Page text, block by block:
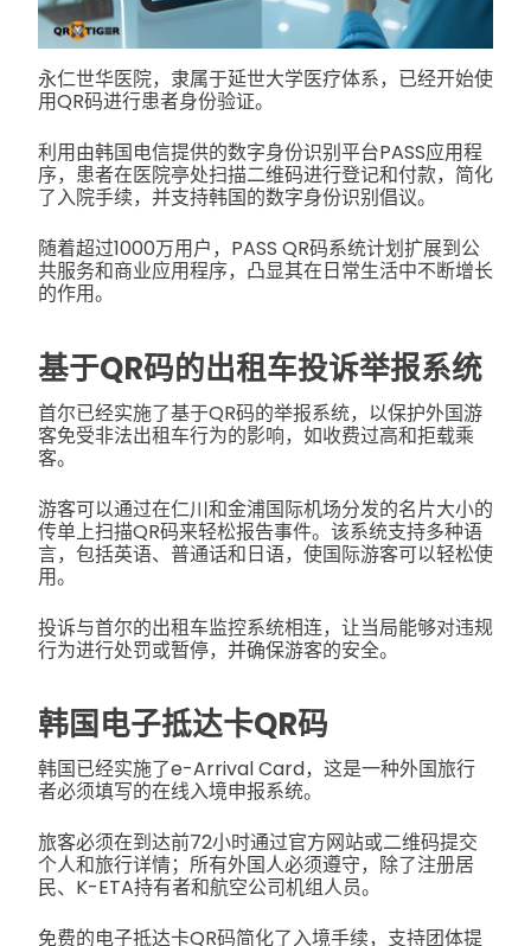
永仁世华医院，隶属于延世大学医疗体系，已经开始使
用QR码进行患者身份验证。
利用由韩国电信提供的数字身份识别平台PASS应用程
序，患者在医院亭处扫描二维码进行登记和付款，简化
了入院手续，并支持韩国的数字身份识别倡议。
随着超过1000万用户，PASS QR码系统计划扩展到公
共服务和商业应用程序，凸显其在日常生活中不断增长
的作用。
基于QR码的出租车投诉举报系统
首尔已经实施了基于QR码的举报系统，以保护外国游
客免受非法出租车行为的影响，如收费过高和拒载乘
客。
游客可以通过在仁川和金浦国际机场分发的名片大小的
传单上扫描QR码来轻松报告事件。该系统支持多种语
言，包括英语、普通话和日语，使国际游客可以轻松使
用。
投诉与首尔的出租车监控系统相连，让当局能够对违规
行为进行处罚或暂停，并确保游客的安全。
韩国电子抵达卡QR码
韩国已经实施了e-Arrival Card，这是一种外国旅行
者必须填写的在线入境申报系统。
旅客必须在到达前72小时通过官方网站或二维码提交
个人和旅行详情；所有外国人必须遵守，除了注册居
民、K-ETA持有者和航空公司机组人员。
免费的电子抵达卡QR码简化了入境手续，支持团体提